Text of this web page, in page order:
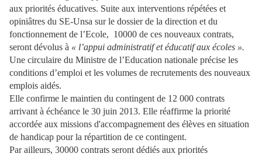
aux priorités éducatives. Suite aux interventions répétées et
opiniâtres du SE-Unsa sur le dossier de la direction et du
fonctionnement de l’Ecole, 10000 de ces nouveaux contrats,
seront dévolus à « l’appui administratif et éducatif aux écoles ».
Une circulaire du Ministre de l’Education nationale précise les
conditions d’emploi et les volumes de recrutements des nouveaux
emplois aidés.
Elle confirme le maintien du contingent de 12 000 contrats
arrivant à échéance le 30 juin 2013. Elle réaffirme la priorité
accordée aux missions d'accompagnement des élèves en situation
de handicap pour la répartition de ce contingent.
Par ailleurs, 30000 contrats seront dédiés aux priorités